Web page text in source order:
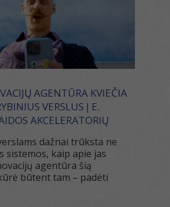
AGENTŪRA KVIEČIA
VERSLUS Į E.
AKCELERATORIŲ
dažnai trūksta ne
sistemos, kaip apie jas
agentūra šią
būtent tam – padėti